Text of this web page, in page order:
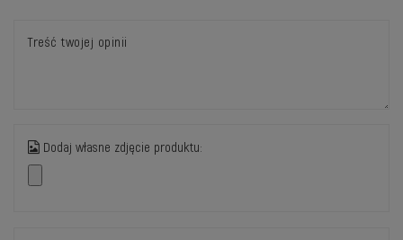
Treść twojej opinii
Dodaj własne zdjęcie produktu: